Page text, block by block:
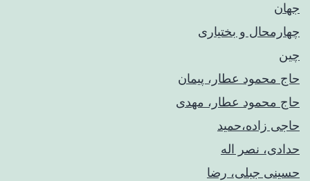
جهان
چهارمحال و بختیاری
چین
حاج محمود عطار، پیمان
حاج محمود عطار، مهدی
حاجی زاده،حمید
حدادی، نصر اله
حسینی جبلی، رضا